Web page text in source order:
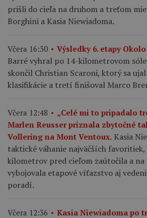
prišli do cieľa na druhom a treťom
Borghini a Kasia Niewiadoma.
Včera 16:30 Výsledky 6. etapy
Barré vyhral po 14-kilometrovom
skončil Christian Scaroni, ktorý sa
klasifikácie a tretí finišoval Marco
Včera 12:48
„Celé mi to pripadalo
Marlen Reusser priznala zbytočné
Vollering na Mont Ventoux. Kasia
taktické váhanie najväčších favoritiek,
kilometrov pred cieľom zaútočila a
vybojovala etapové víťazstvo aj
poradí.
Včera 12:36
Kasia Niewiadoma po